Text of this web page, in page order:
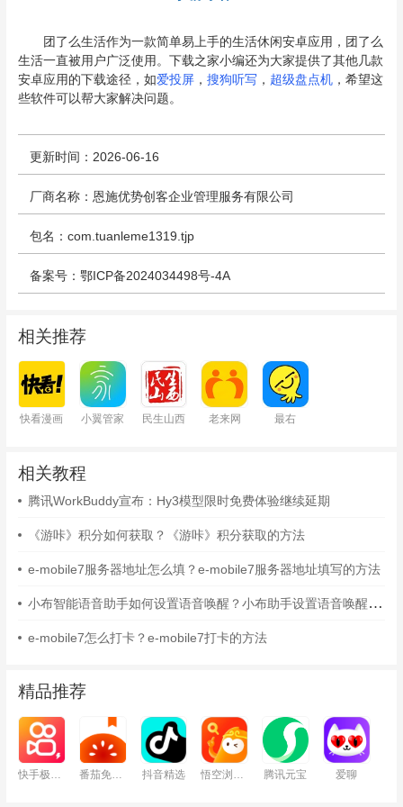
团了么生活作为一款简单易上手的生活休闲安卓应用，团了么
生活一直被用户广泛使用。下载之家小编还为大家提供了其他几款
安卓应用的下载途径，如爱投屏， 搜狗听写 ， 超级盘点机，希望这
些软件可以帮大家解决问题。
更新时间：2026-06-16
厂商名称：恩施优势创客企业管理服务有限公司
包名：com.tuanleme1319.tjp
备案号：鄂ICP备2024034498号-4A
相关推荐
快看漫画 小翼管家 民生山西 老来网 最右
相关教程
腾讯WorkBuddy宣布：Hy3模型限时免费体验继续延期
《游咔》积分如何获取？《游咔》积分获取的方法
e-mobile7服务器地址怎么填？e-mobile7服务器地址填写的方法
小布智能语音助手如何设置语音唤醒？小布助手设置语音唤醒的方法
e-mobile7怎么打卡？e-mobile7打卡的方法
精品推荐
抖音精选 腾讯元宝 爱聊